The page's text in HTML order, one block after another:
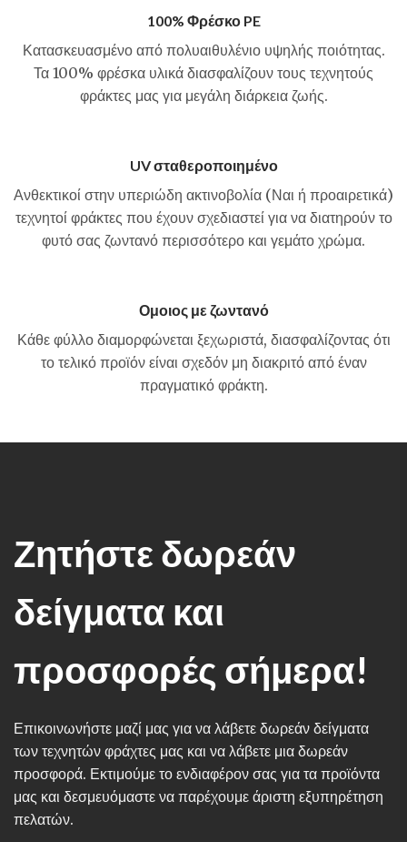
100% Φρέσκο PE
Κατασκευασμένο από πολυαιθυλένιο υψηλής ποιότητας.
Τα 100% φρέσκα υλικά διασφαλίζουν τους τεχνητούς
φράκτες μας για μεγάλη διάρκεια ζωής.
UV σταθεροποιημένο
Ανθεκτικοί στην υπεριώδη ακτινοβολία (Ναι ή προαιρετικά)
τεχνητοί φράκτες που έχουν σχεδιαστεί για να διατηρούν το
φυτό σας ζωντανό περισσότερο και γεμάτο χρώμα.
Ομοιος με ζωντανό
Κάθε φύλλο διαμορφώνεται ξεχωριστά, διασφαλίζοντας ότι
το τελικό προϊόν είναι σχεδόν μη διακριτό από έναν
πραγματικό φράκτη.
Ζητήστε δωρεάν
δείγματα και
προσφορές σήμερα!
Επικοινωνήστε μαζί μας για να λάβετε δωρεάν δείγματα
των τεχνητών φράχτες μας και να λάβετε μια δωρεάν
προσφορά. Εκτιμούμε το ενδιαφέρον σας για τα προϊόντα
μας και δεσμευόμαστε να παρέχουμε άριστη εξυπηρέτηση
πελατών.